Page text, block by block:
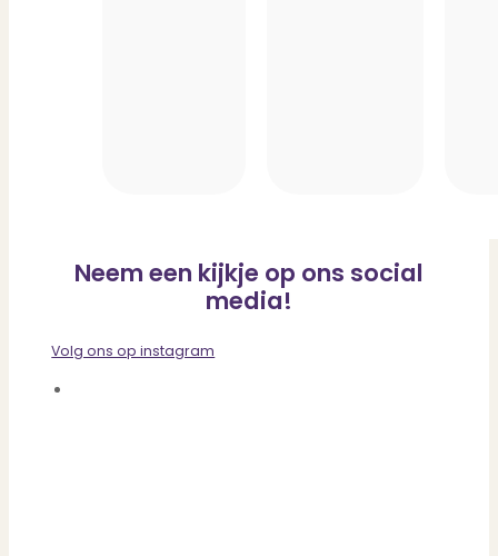
Neem een kijkje op ons social
media!
Volg ons op instagram